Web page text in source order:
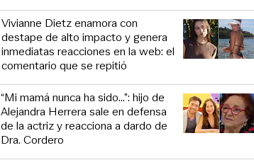
Vivianne Dietz enamora con
destape de alto impacto y genera
inmediatas reacciones en la web: el
comentario que se repitió
“Mi mamá nunca ha sido...”: hijo de
Alejandra Herrera sale en defensa
de la actriz y reacciona a dardo de
Dra. Cordero